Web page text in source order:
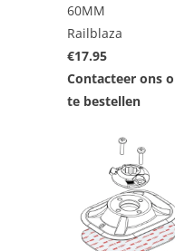
60MM
Railblaza
€17.95
Contacteer ons
te bestellen